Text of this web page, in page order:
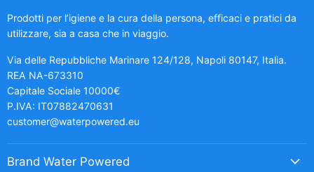
Prodotti per l’igiene e la cura della persona, efficaci e pratici da
utilizzare, sia a casa che in viaggio.
Via delle Repubbliche Marinare 124/128, Napoli 80147, Italia.
REA NA-673310
Capitale Sociale 10000€
P.IVA: IT07882470631
customer@waterpowered.eu
Brand Water Powered